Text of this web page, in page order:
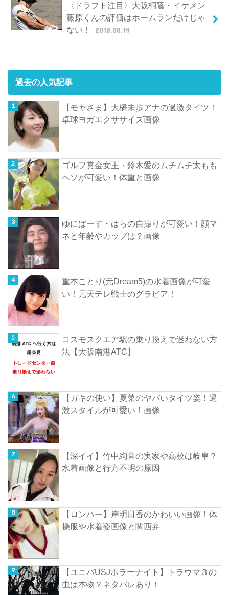
〈ドラフト注目〉大阪桐蔭・イケメン
藤原くんの評価はホームランだけじゃ
ない！
2018.08.19
過去の人気記事
【モヤさま】大橋未歩アナの過激タイツ！
卓球ヨガエクササイズ画像
ゴルフ賞金女王・鈴木愛のムチムチ太もも
ヘソが可愛い！体重と画像
ゆにばーす・はらの自撮りが可愛い！顔マ
ネと年齢やカップは？画像
重本ことり(元Dream5)の水着画像が可愛
い！元天テレ戦士のグラビア！
コスモスクエア駅の乗り換えで迷わない方
法【大阪南港ATC】
【ガキの使い】夏菜のヤバいタイツ姿！過
激スタイルが可愛い！画像
【深イイ】竹中絢音の実家や高校は岐阜？
水着画像と行方不明の原因
【ロンハー】岸明日香のかわいい画像！体
操服や水着姿画像と関西弁
【ユニバUSJホラーナイト】トラウマ３の
虫は本物？ネタバレあり！